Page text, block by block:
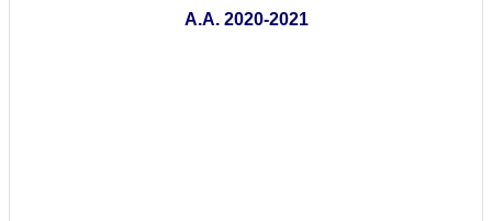
A.A. 2020-2021